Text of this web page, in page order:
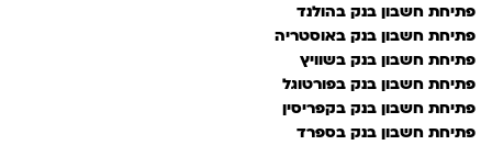
פתיחת חשבון בנק בהולנד
פתיחת חשבון בנק באוסטריה
פתיחת חשבון בנק בשוויץ
פתיחת חשבון בנק בפורטוגל
פתיחת חשבון בנק בקפריסין
פתיחת חשבון בנק בספרד